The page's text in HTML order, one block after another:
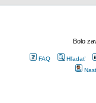
Bolo
FAQ Hľadať